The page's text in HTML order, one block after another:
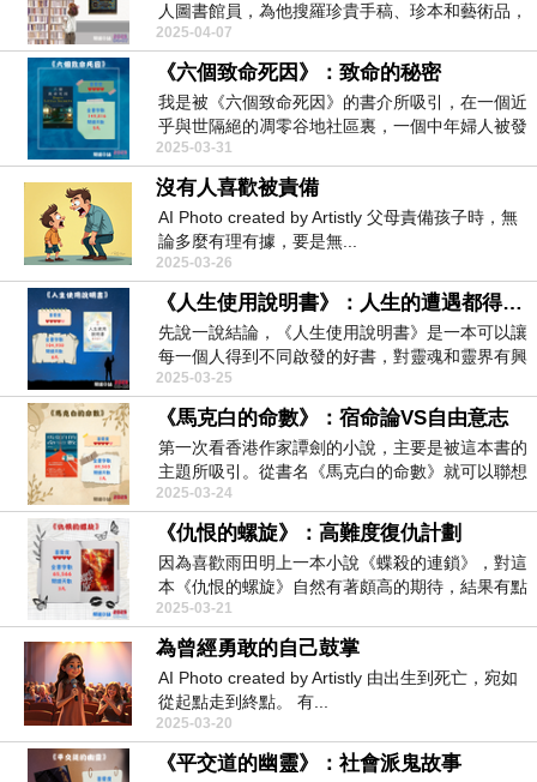
人圖書館員，為他搜羅珍貴手稿、珍本和藝術品，
打造出摩...
2025-04-07
《六個致命死因》：致命的秘密
我是被《六個致命死因》的書介所吸引，在一個近
乎與世隔絕的凋零谷地社區裏，一個中年婦人被發
現死於屋內，...
2025-03-31
沒有人喜歡被責備
AI Photo created by Artistly 父母責備孩子時，無
論多麼有理有據，要是無...
2025-03-26
《人生使用說明書》：人生的遭遇都得到靈魂允許
先說一說結論，《人生使用說明書》是一本可以讓
每一個人得到不同啟發的好書，對靈魂和靈界有興
趣的人都應該...
2025-03-25
《馬克白的命數》：宿命論VS自由意志
第一次看香港作家譚劍的小說，主要是被這本書的
主題所吸引。從書名《馬克白的命數》就可以聯想
到此書與「命...
2025-03-24
《仇恨的螺旋》：高難度復仇計劃
因為喜歡雨田明上一本小說《蝶殺的連鎖》，對這
本《仇恨的螺旋》自然有著頗高的期待，結果有點
失望。 先...
2025-03-21
為曾經勇敢的自己鼓掌
AI Photo created by Artistly 由出生到死亡，宛如
從起點走到終點。 有...
2025-03-20
《平交道的幽靈》：社會派鬼故事